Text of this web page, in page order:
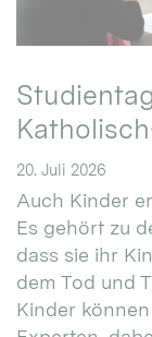
20. Juli 2026
Auch Kinder
Es gehört zu
dass sie ihr
dem Tod und
Kinder